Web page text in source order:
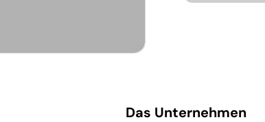
Das Unternehmen